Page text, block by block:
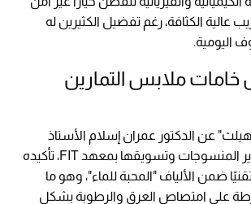
عالية الكثافة، رغم تفضيل الكثيرين له
اليومية.
ملابس التمارين
عن الدكتور عمران إسلام الأستاذ
المشارك في تطوير المنسوجات وتسويقها بمعهد FIT، تأكيده
ضمن الألياف "المحبة للماء"، وهو ما
على امتصاص العرق والرطوبة بشكل